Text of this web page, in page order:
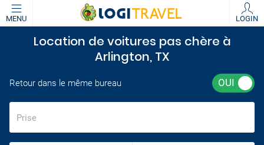
MENU LOGIN
Location de voitures pas chère à
Arlington, TX
Retour dans le même bureau
Prise